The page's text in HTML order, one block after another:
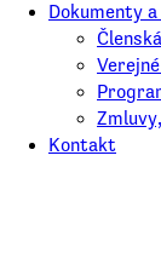
Dokumenty
Kontakt